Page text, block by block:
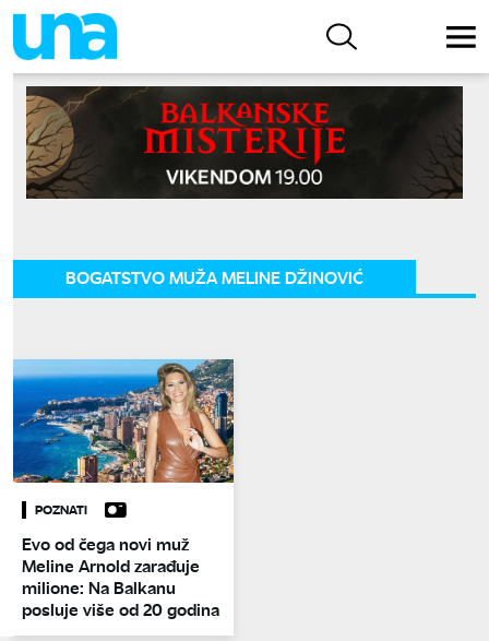
BOGATSTVO MUŽA MELINE DŽINOVIĆ
POZNATI
Evo od čega novi muž
Meline Arnold zarađuje
milione: Na Balkanu
posluje više od 20 godina